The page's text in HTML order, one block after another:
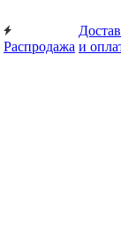
Распродажа и